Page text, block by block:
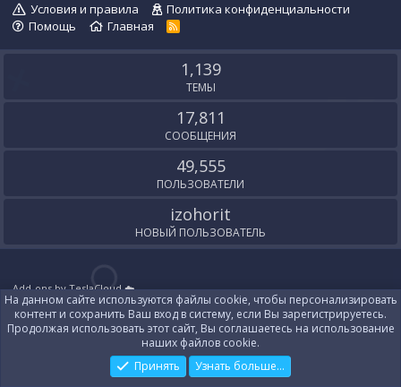
Условия и правила
Политика конфиденциальности
Помощь
Главная
R
S
1,139
ТЕМЫ
17,811
СООБЩЕНИЯ
49,555
ПОЛЬЗОВАТЕЛИ
izohorit
НОВЫЙ ПОЛЬЗОВАТЕЛЬ
Add-ons by TeslaCloud ☁️
Локализация отXenForo.Info
Контакты
На данном сайте используются файлы cookie, чтобы персонализировать
контент и сохранить Ваш вход в систему, если Вы зарегистрируетесь.
Продолжая использовать этот сайт, Вы соглашаетесь на использование
наших файлов cookie.
Принять
Узнать больше...